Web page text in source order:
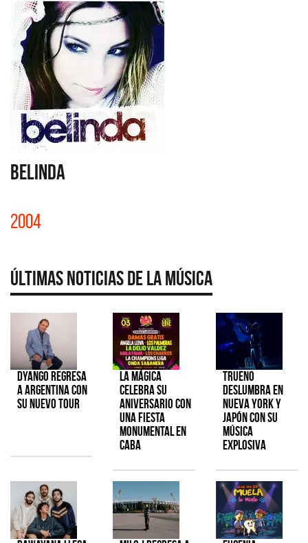
BELINDA
2004
Últimas Noticias de la Música
Dyango regresa
a Argentina con
su nuevo tour
La Mágica
celebra su
aniversario con
una fiesta
monumental en
CABA
TRUENO
deslumbra en
Nueva York y
Japón con su
música
explosiva